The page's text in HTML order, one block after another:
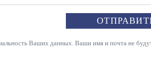
Ваших данных. Ваши имя и почта не